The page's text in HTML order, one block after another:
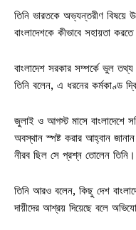
তিনি ভারতকে অভ্যন্তরীণ বিষয়ে
বাংলাদেশকে কীভাবে সহায়তা
বাংলাদেশ সরকার সম্পর্কে ভুল
তিনি বলেন, এ ধরনের কর্মকাণ্ড
জুলাই ও আগস্ট মাসে বাংলাদেশে
অবস্থান স্পষ্ট করার আহ্বান
নীরব ছিল সে প্রশ্ন তোলেন তিনি।
তিনি আরও বলেন, কিছু দেশ
দায়ীদের আশ্রয় দিয়েছে বলে